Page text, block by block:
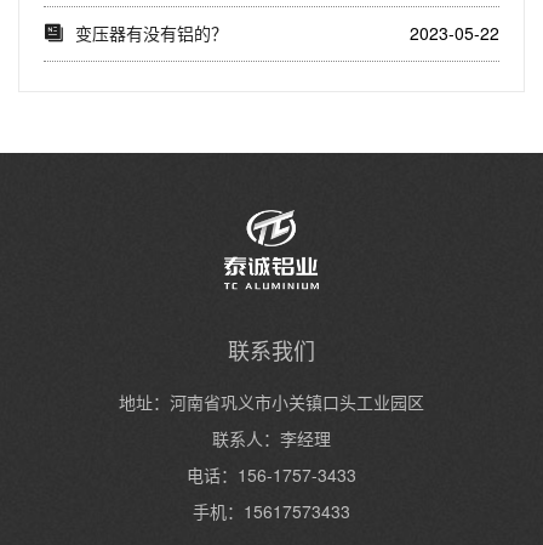
要性(标准化...
变压器有没有铝的？ 2023-05-22
联系我们
地址：河南省巩义市小关镇口头工业园区
联系人：李经理
电话：156-1757-3433
手机：15617573433